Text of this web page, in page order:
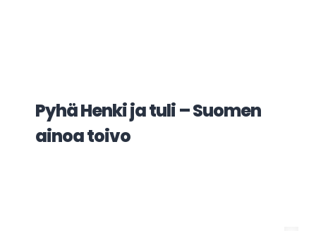
Pyhä Henki ja tuli – Suomen
ainoa toivo